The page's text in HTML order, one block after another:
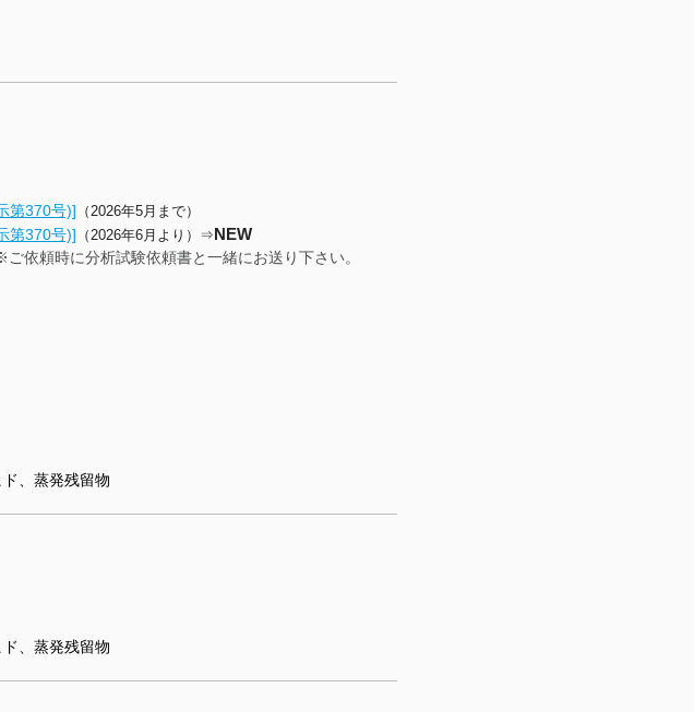
第370号)] （2026年5月まで）
第370号)] （2026年6月より）⇒NEW
依頼時に分析試験依頼書と一緒にお送り下さい。
、蒸発残留物
、蒸発残留物